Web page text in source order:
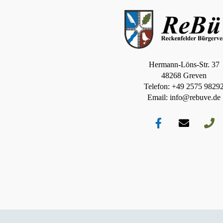
Hermann-Löns-Str. 37
48268 Greven
Telefon: +49 2575
Email: info@rebuve.de